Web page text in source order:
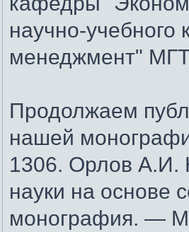
научно-
менеджмент"
Продолжаем
нашей
1306. Орлов А.И.
науки на основе
монография. —